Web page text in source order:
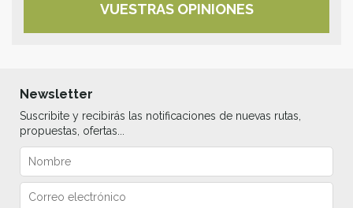
VUESTRAS OPINIONES
Newsletter
Suscribite y recibirás las notificaciones de nuevas rutas,
propuestas, ofertas...